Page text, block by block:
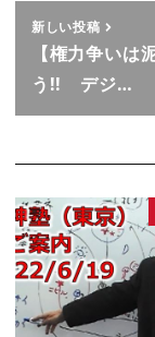
新しい投稿
【権力争い
う!! デジ…